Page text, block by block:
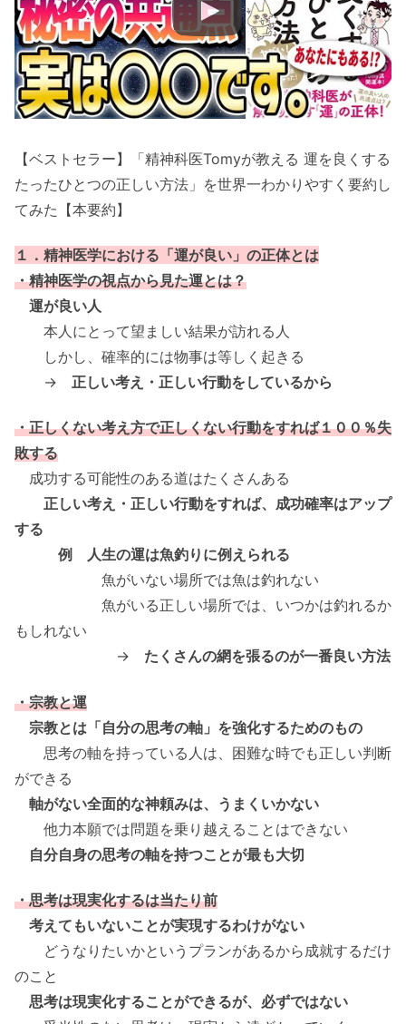
【ベストセラー】「精神科医Tomyが教える 運を良くする
たったひとつの正しい方法」を世界一わかりやすく要約し
てみた【本要約】
１．精神医学における「運が良い」の正体とは
・精神医学の視点から見た運とは？
運が良い人
本人にとって望ましい結果が訪れる人
しかし、確率的には物事は等しく起きる
→ 正しい考え・正しい行動をしているから
・正しくない考え方で正しくない行動をすれば１００％失
敗する
成功する可能性のある道はたくさんある
正しい考え・正しい行動をすれば、成功確率はアップ
する
例 人生の運は魚釣りに例えられる
魚がいない場所では魚は釣れない
魚がいる正しい場所では、いつかは釣れるか
もしれない
→ たくさんの網を張るのが一番良い方法
・宗教と運
宗教とは「自分の思考の軸」を強化するためのもの
思考の軸を持っている人は、困難な時でも正しい判断
ができる
軸がない全面的な神頼みは、うまくいかない
他力本願では問題を乗り越えることはできない
自分自身の思考の軸を持つことが最も大切
・思考は現実化するは当たり前
考えてもいないことが実現するわけがない
どうなりたいかというプランがあるから成就するだけ
のこと
思考は現実化することができるが、必ずではない